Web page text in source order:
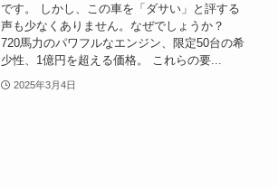
です。 しかし、この車を「ダサい」と評する
声も少なくありません。なぜでしょうか？
720馬力のパワフルなエンジン、限定50台の希
少性、1億円を超える価格。 これらの要...
2025年3月4日